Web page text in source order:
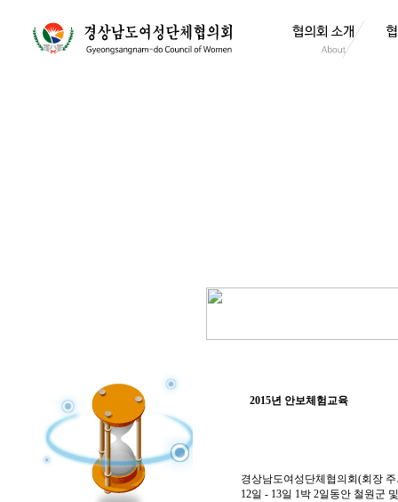
2015년 안보체험교육
경상남도여성단체협의회(회장
12일 - 13일 1박 2일동안 철원군